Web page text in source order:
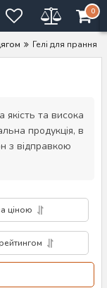
0
Гелі для прання
якість та висока
продукція, в
з відправкою
ціною